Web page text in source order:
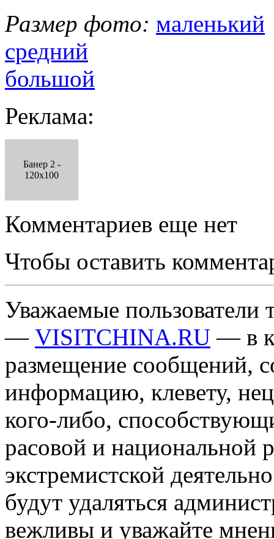
Размер фото: маленький
средний
большой
Реклама:
Банер 2 -
120x100
Комментариев еще нет
Чтобы оставить
Уважаемые пользователи
— VISITCHINA.RU — в
размещение сообщений,
информацию, клевету,
кого-либо,
расовой и национальной
экстремистской
будут удаляться
вежливы и уважайте